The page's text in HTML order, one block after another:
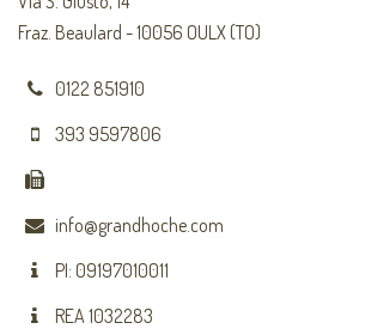
Fraz. Beaulard - 10056 OULX (TO)
0122 851910
393 9597806
info@grandhoche.com
PI: 09197010011
REA 1032283